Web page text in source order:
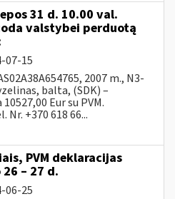
31 d. 10.00 val.
valstybei perduotą
07-15
2007 m., N3-
balta, (SDK) –
Eur su PVM.
+370 618 66...
PVM deklaracijas
– 27 d.
06-25